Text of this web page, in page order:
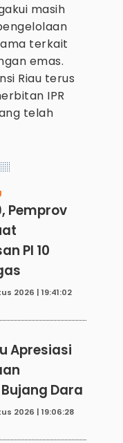
masih
terkait
emas.
Riau terus
IPR
telah
Pemprov
PI 10
2026 | 19:41:02
Apresiasi
Dara
2026 | 19:06:28